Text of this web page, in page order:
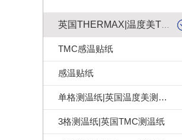
TMC感温贴纸
感温贴纸
单格测温纸|英国温度美测温纸
3格测温纸|英国TMC测温纸